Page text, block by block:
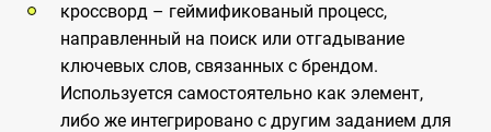
кроссворд – геймификованый процесс,
направленный на поиск или отгадывание
ключевых слов, связанных с брендом.
Используется самостоятельно как элемент,
либо же интегрировано с другим заданием для